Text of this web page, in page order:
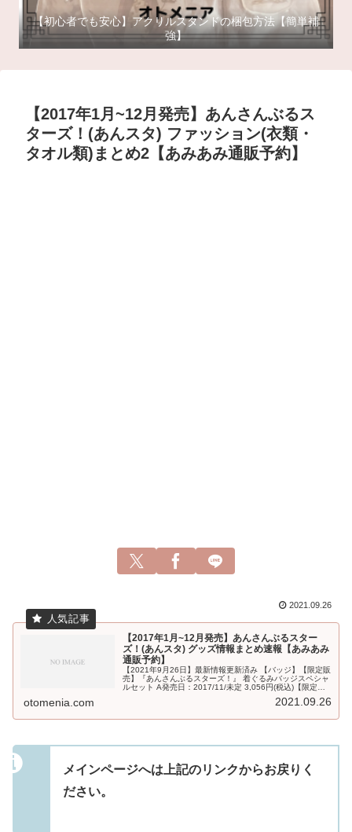
【初心者でも安心】アクリルスタンドの梱包方法【簡単補
強】
【2017年1月~12月発売】あんさんぶるス
ターズ！(あんスタ) ファッション(衣類・
タオル類)まとめ2【あみあみ通販予約】
2021.09.26
【2017年1月~12月発売】あんさんぶるスター
ズ！(あんスタ) グッズ情報まとめ速報【あみあみ
通販予約】
【2021年9月26日】最新情報更新済み 【バッジ】【限定販
売】『あんさんぶるスターズ！』 着ぐるみバッジスペシャ
ルセット A発売日：2017/11/未定 3,056円(税込)【限定販
otomenia.com 2021.09.26
メインページへは上記のリンクからお戻りく
ださい。